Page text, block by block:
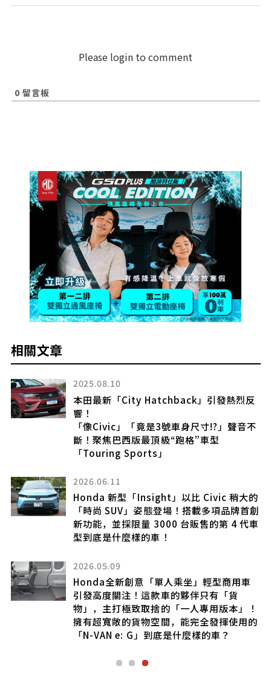
Please login to comment
0 留言板
相關文章
最新「City Hatchback」引發熱烈反
Civic」「竟是3號車身尺寸!?」聲音不
聚焦巴西版最頂級“跑格”車型
Sports」
新型「Insight」以比 Civic 稍大的
尚 SUV」姿態登場！搭載多項品牌首創
能，並採限量 3000 台販售的第 4 代車
底是什麼樣的車！
全新創意「單人乘坐」輕型商用車
高度關注！這款車的夥伴只有「貨
，主打極致取捨的「一人專用版本」！
超寬敞的貨物空間，能完全發揮使用的
VAN e: G」到底是什麼樣的車？
公佈